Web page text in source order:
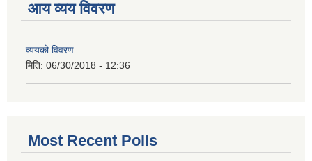
आय व्यय विवरण
व्ययको विवरण
मिति: 06/30/2018 - 12:36
Most Recent Polls